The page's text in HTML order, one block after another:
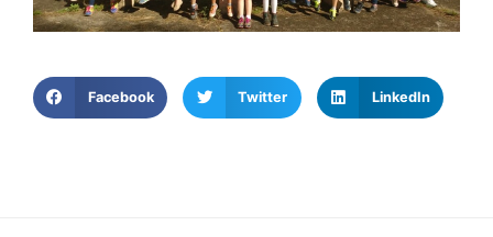
Facebook Twitter LinkedIn